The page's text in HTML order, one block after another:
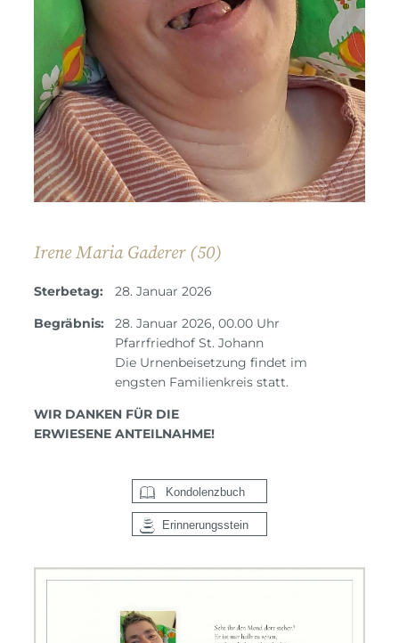
Irene Maria Gaderer (50)
Sterbetag:
28. Januar 2026
Begräbnis:
28. Januar 2026, 00.00 Uhr
Pfarrfriedhof St. Johann
Die Urnenbeisetzung findet im
engsten Familienkreis statt.
WIR DANKEN FÜR DIE
ERWIESENE ANTEILNAHME!
Kondolenzbuch
Erinnerungsstein